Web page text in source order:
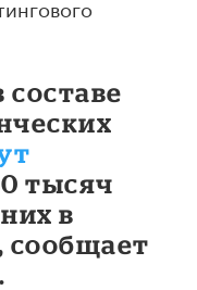
составе
тысяч
в
сообщает